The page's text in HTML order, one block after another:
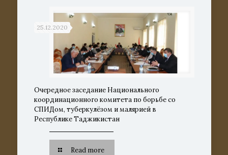
25.12.2020
Очередное заседание Национального
координационного комитета по борьбе со
СПИДом, туберкулёзом и малярией в
Республике Таджикистан
Read more